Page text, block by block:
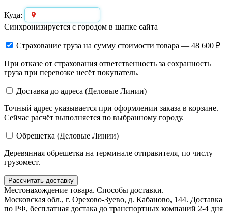
Куда:
Синхронизируется с городом в шапке сайта
Страхование груза на сумму стоимости товара — 48 600 ₽
При отказе от страхования ответственность за сохранность
груза при перевозке несёт покупатель.
Доставка до адреса (Деловые Линии)
Точный адрес указывается при оформлении заказа в корзине.
Сейчас расчёт выполняется по выбранному городу.
Обрешетка (Деловые Линии)
Деревянная обрешетка на терминале отправителя, по числу
грузомест.
Рассчитать доставку
Местонахождение товара. Способы доставки.
Московская обл., г. Орехово-Зуево, д. Кабаново, 144. Доставка
по РФ, бесплатная достака до транспортных компаний 2-4 дня